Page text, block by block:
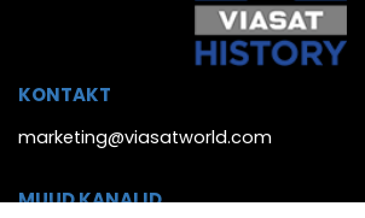
KONTAKT
marketing@viasatworld.com
MUUD KANALID